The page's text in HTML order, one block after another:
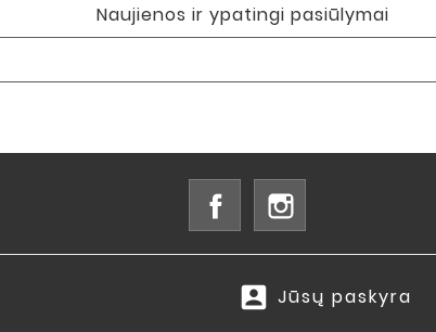
Naujienos ir ypatingi pasiūlymai
Facebook
account_box Jūsų paskyra